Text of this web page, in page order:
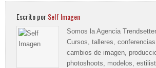
Escrito porSelf Imagen
Somos la Agencia
Cursos, talleres,
cambios de imagen,
photoshoots, modelos,